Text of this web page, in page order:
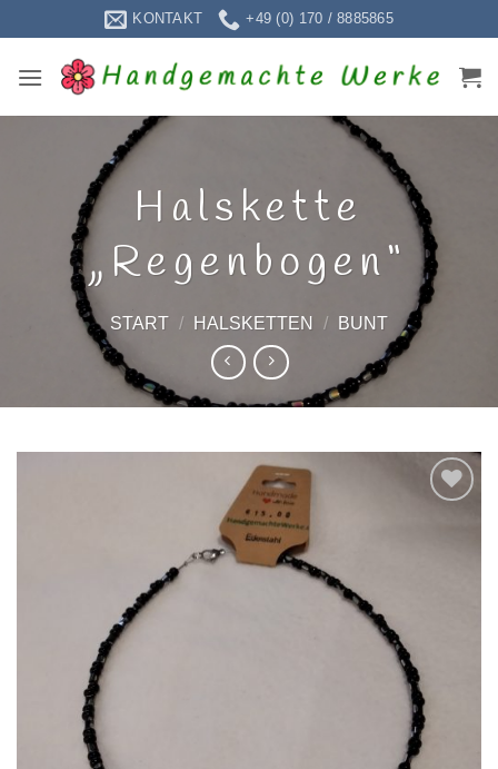
Inhalt
springen
KONTAKT +49 (0) 170 / 8885865
Halskette
„Regenbogen“
START / HALSKETTEN / BUNT